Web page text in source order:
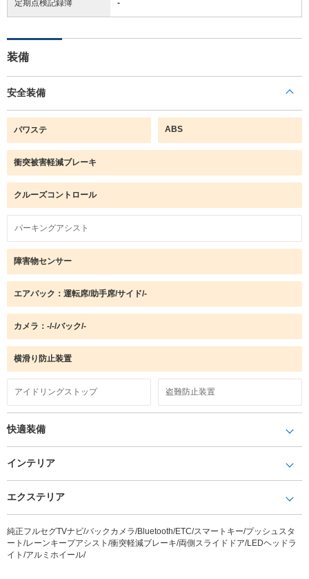
定期点検記録簿 -
装備
安全装備
パワステ ABS
衝突被害軽減ブレーキ
クルーズコントロール
パーキングアシスト
障害物センサー
エアバック：運転席/助手席/サイド/-
カメラ：-/-/バック/-
横滑り防止装置
アイドリングストップ 盗難防止装置
快適装備
インテリア
エクステリア
純正フルセグTVナビ/バックカメラ/Bluetooth/ETC/スマートキー/プッシュスタ
ート/レーンキープアシスト/衝突軽減ブレーキ/両側スライドドア/LEDヘッドラ
イト/アルミホイール/